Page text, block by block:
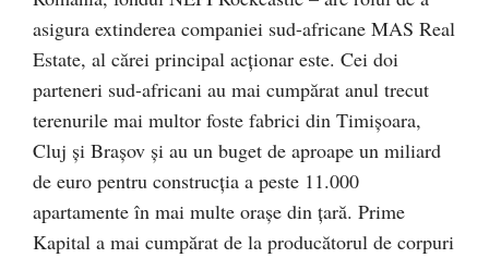
asigura extinderea companiei sud-africane MAS Real
Estate, al cărei principal acționar este. Cei doi
parteneri sud-africani au mai cumpărat anul trecut
terenurile mai multor foste fabrici din Timișoara,
Cluj și Brașov și au un buget de aproape un miliard
de euro pentru construcția a peste 11.000
apartamente în mai multe orașe din țară. Prime
Kapital a mai cumpărat de la producătorul de corpuri